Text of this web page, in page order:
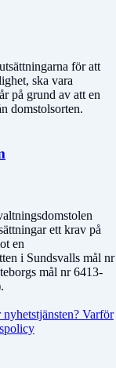
för att
ska vara
på grund av att en
domstolsorten.
ett krav på
en
i Sundsvalls mål nr
mål nr 6413-
Varför